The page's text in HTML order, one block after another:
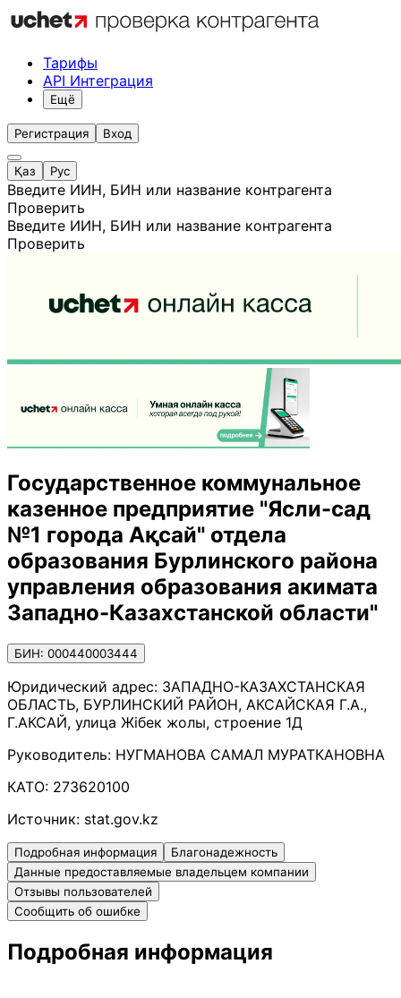
Тарифы
API Интеграция
Ещё
Регистрация Вход
Қаз Рус
Введите ИИН, БИН или название контрагента
Проверить
Введите ИИН, БИН или название контрагента
Проверить
Государственное коммунальное
казенное предприятие "Ясли-сад
№1 города Ақсай" отдела
образования Бурлинского района
управления образования акимата
Западно-Казахстанской области"
БИН: 000440003444
Юридический адрес: ЗАПАДНО-КАЗАХСТАНСКАЯ
ОБЛАСТЬ, БУРЛИНСКИЙ РАЙОН, АКСАЙСКАЯ Г.А.,
Г.АКСАЙ, улица Жібек жолы, строение 1Д
Руководитель: НУГМАНОВА САМАЛ МУРАТКАНОВНА
КАТО: 273620100
Источник: stat.gov.kz
Подробная информация
Благонадежность
Данные предоставляемые владельцем компании
Отзывы пользователей
Сообщить об ошибке
Подробная информация